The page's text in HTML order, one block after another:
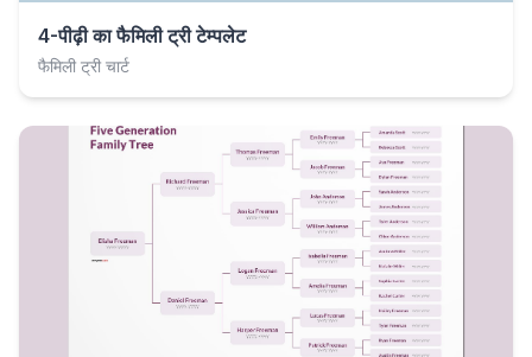
4-पीढ़ी का फैमिली ट्री टेम्पलेट
फैमिली ट्री चार्ट